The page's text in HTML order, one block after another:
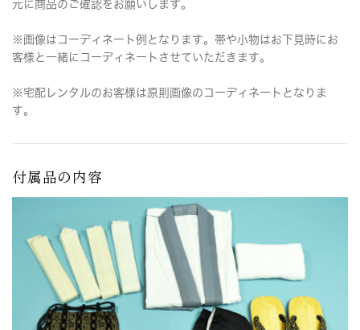
元に商品のご確認をお願いします。
※画像はコーディネート例となります。帯や小物はお下見時にお
客様と一緒にコーディネートさせていただきます。
※宅配レンタルのお客様は原則画像のコーディネートとなりま
す。
付属品の内容